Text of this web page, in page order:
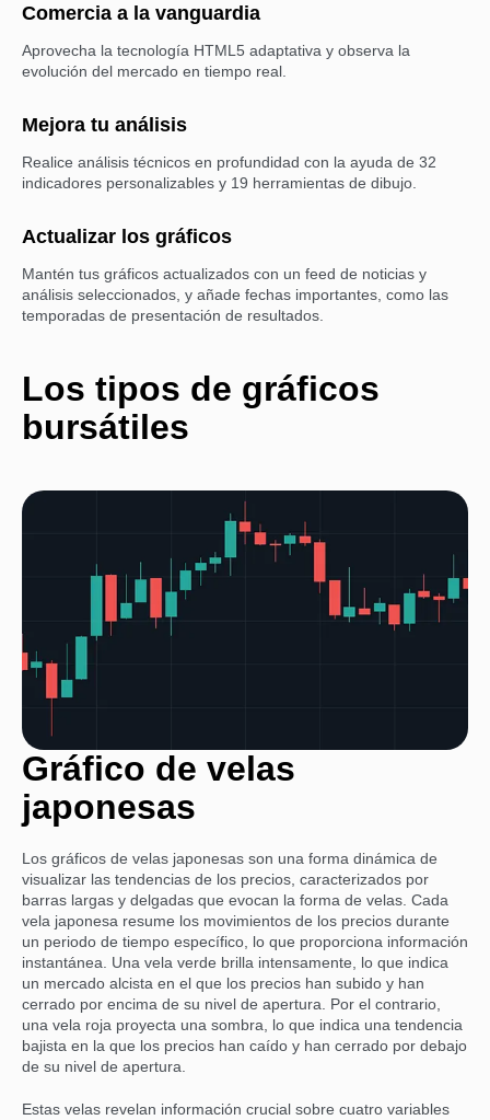
Comercia a la vanguardia
Aprovecha la tecnología HTML5 adaptativa y observa la
evolución del mercado en tiempo real.
Mejora tu análisis
Realice análisis técnicos en profundidad con la ayuda de 32
indicadores personalizables y 19 herramientas de dibujo.
Actualizar los gráficos
Mantén tus gráficos actualizados con un feed de noticias y
análisis seleccionados, y añade fechas importantes, como las
temporadas de presentación de resultados.
Los tipos de gráficos
bursátiles
Gráfico de velas
japonesas
Los gráficos de velas japonesas son una forma dinámica de
visualizar las tendencias de los precios, caracterizados por
barras largas y delgadas que evocan la forma de velas. Cada
vela japonesa resume los movimientos de los precios durante
un periodo de tiempo específico, lo que proporciona información
instantánea. Una vela verde brilla intensamente, lo que indica
un mercado alcista en el que los precios han subido y han
cerrado por encima de su nivel de apertura. Por el contrario,
una vela roja proyecta una sombra, lo que indica una tendencia
bajista en la que los precios han caído y han cerrado por debajo
de su nivel de apertura.
Estas velas revelan información crucial sobre cuatro variables